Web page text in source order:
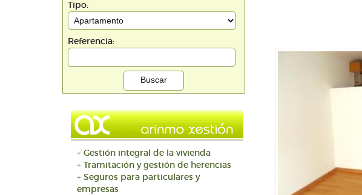
Tipo:
Referencia:
+ Gestión integral de la vivienda
+ Tramitación y gestión de herencias
+ Seguros para particulares y
empresas